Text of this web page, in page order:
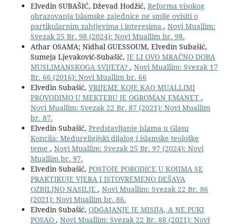
Elvedin SUBAŠIĆ, Dževad Hodžić, Reforma visokog
obrazovanja Islamske zajednice ne smije ovisiti o
partikularnim zahtjevima i interesima , Novi Muallim:
Svezak 25 Br. 98 (2024): Novi Muallim br. 98.
Athar OSAMA; Nidhal GUESSOUM, Elvedin Subašić,
Sumeja Ljevaković-Subašić, JE LI OVO MRAČNO DOBA
MUSLIMANSKOGA SVIJETA? , Novi Muallim: Svezak 17
Br. 66 (2016): Novi Muallim br. 66
Elvedin Subašić, VRIJEME KOJE KAO MUALLIMI
PROVODIMO U MEKTEBU JE OGROMAN EMANET ,
Novi Muallim: Svezak 22 Br. 87 (2021): Novi Muallim
br. 87.
Elvedin Subašić, Predstavljanje islama u Glasu
Koncila: Međureligijski dijalog i islamske teološke
teme , Novi Muallim: Svezak 25 Br. 97 (2024): Novi
Muallim br. 97.
Elvedin Subašić, POSTOJE PORODICE U KOJIMA SE
PRAKTIKUJE VJERA I ISTOVREMENO DEŠAVA
OZBILJNO NASILJE , Novi Muallim: Svezak 22 Br. 86
(2021): Novi Muallim br. 86.
Elvedin Subašić, ODGAJANJE JE MISIJA, A NE PUKI
POSAO , Novi Muallim: Svezak 22 Br. 88 (2021): Novi